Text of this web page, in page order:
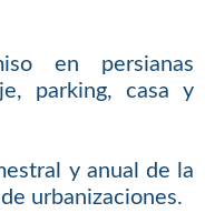
en persianas
parking, casa y
y anual de la
urbanizaciones.